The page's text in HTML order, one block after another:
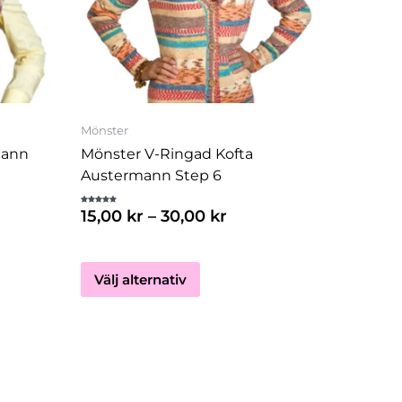
Mönster
Mönster V-Ringad Kofta
Austermann Step 6
Betygsatt
5.00
av 5
15,00 kr – 30,00 kr
Välj alternativ
flera
varianter.
De
olika
alternativen
väljas
på